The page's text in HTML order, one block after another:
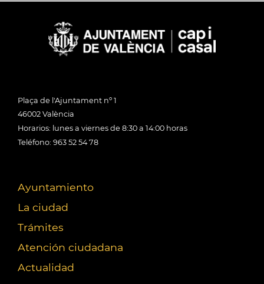
Plaça de l'Ajuntament nº 1
46002 València
Horarios: lunes a viernes de 8:30 a 14:00 horas
Teléfono: 963 52 54 78
Ayuntamiento
La ciudad
Trámites
Atención ciudadana
Actualidad